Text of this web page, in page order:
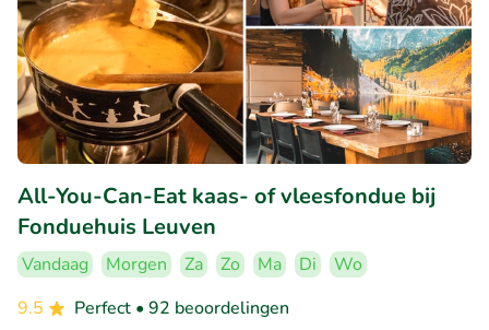
All-You-Can-Eat kaas- of vleesfondue bij
Fonduehuis Leuven
Vandaag Morgen Za Zo Ma Di
Wo
9.5
Perfect • 92 beoordelingen